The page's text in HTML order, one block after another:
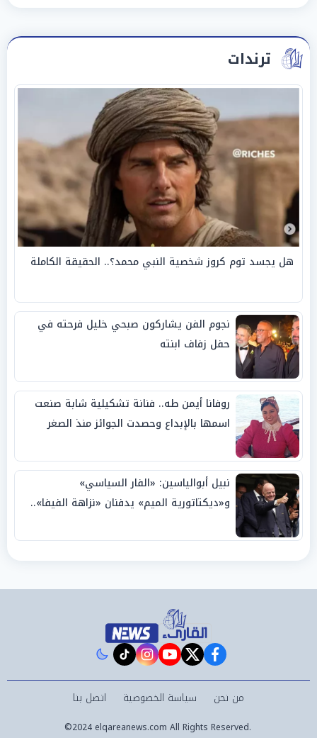
ترندات
هل يجسد توم كروز شخصية النبي محمد؟.. الحقيقة الكاملة
نجوم الفن يشاركون صبحي خليل فرحته في
حفل زفاف ابنته
روفانا أيمن طه.. فنانة تشكيلية شابة صنعت
اسمها بالإبداع وحصدت الجوائز منذ الصغر
نبيل أبوالياسين: «الفار السياسي»
و«ديكتاتورية الميم» يدفنان «نزاهة الفيفا»..
facebook
twitter
youtube
instagram
tiktok
من نحن سياسة الخصوصية اتصل بنا
©2024 elqareanews.com All Rights Reserved.